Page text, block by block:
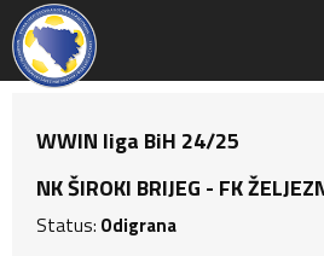
WWIN liga BiH 24/25
NK ŠIROKI BRIJEG - FK
Status: Odigrana